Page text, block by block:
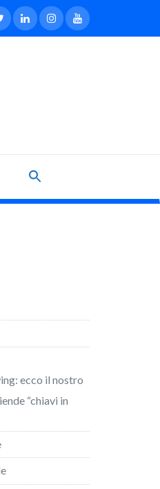
ecco il nostro
“chiavi in